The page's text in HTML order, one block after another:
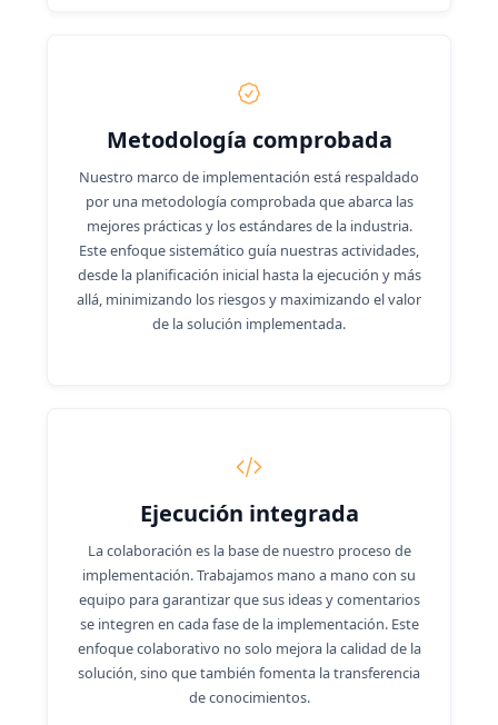
Metodología comprobada
Nuestro marco de implementación está respaldado
por una metodología comprobada que abarca las
mejores prácticas y los estándares de la industria.
Este enfoque sistemático guía nuestras actividades,
desde la planificación inicial hasta la ejecución y más
allá, minimizando los riesgos y maximizando el valor
de la solución implementada.
Ejecución integrada
La colaboración es la base de nuestro proceso de
implementación. Trabajamos mano a mano con su
equipo para garantizar que sus ideas y comentarios
se integren en cada fase de la implementación. Este
enfoque colaborativo no solo mejora la calidad de la
solución, sino que también fomenta la transferencia
de conocimientos.